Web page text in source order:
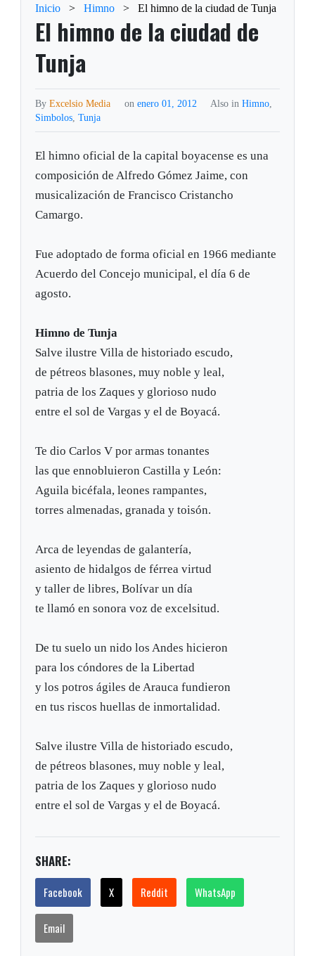
Inicio > Himno > El himno de la ciudad de Tunja
El himno de la ciudad de
Tunja
ByExcelsio Media on enero 01, 2012 Also in Himno,
Simbolos,Tunja
El himno oficial de la capital boyacense es una
composición de Alfredo Gómez Jaime, con
musicalización de Francisco Cristancho
Camargo.
Fue adoptado de forma oficial en 1966 mediante
Acuerdo del Concejo municipal, el día 6 de
agosto.
Himno de Tunja
Salve ilustre Villa de historiado escudo,
de pétreos blasones, muy noble y leal,
patria de los Zaques y glorioso nudo
entre el sol de Vargas y el de Boyacá.
Te dio Carlos V por armas tonantes
las que ennobluieron Castilla y León:
Aguila bicéfala, leones rampantes,
torres almenadas, granada y toisón.
Arca de leyendas de galantería,
asiento de hidalgos de férrea virtud
y taller de libres, Bolívar un día
te llamó en sonora voz de excelsitud.
De tu suelo un nido los Andes hicieron
para los cóndores de la Libertad
y los potros ágiles de Arauca fundieron
en tus riscos huellas de inmortalidad.
Salve ilustre Villa de historiado escudo,
de pétreos blasones, muy noble y leal,
patria de los Zaques y glorioso nudo
entre el sol de Vargas y el de Boyacá.
SHARE:
Facebook X Reddit WhatsApp
Email